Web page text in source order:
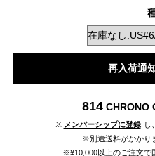
再入荷通
814 CHRONO
※ メンバーシップに登録 し
※別途送料がかかり
※¥10,000以上のご注文で